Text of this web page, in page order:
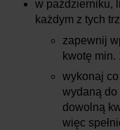
w październiku,
każdym z tych
zapewnij
kwotę min.
wykonaj
wydaną do
dowolną
więc